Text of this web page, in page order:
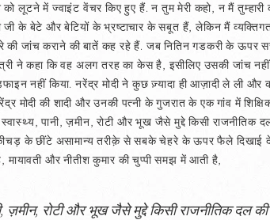
लूटने में ज्वाइंट वेंचर किए हुए हैं. न तुम मेरी कहो, न मैं तुम्हारी
के बेटे और बेटियों के भ्रष्टाचार के सबूत हैं, लेकिन मैं व्यक्तिगत
जांच कराने की बातें कह रहे हैं. जब नितिन गडकरी के ऊपर
ने कहा कि वह अलग तरह का केस है, इसीलिए उसकी जांच
नहीं किया. नरेंद्र मोदी ने कुछ ज़्यादा ही आज़ादी ले ली
मोदी की शादी और उनकी पत्नी के गुजरात के एक गांव में
स्वास्थ्य, पानी, ज़मीन, रोटी और भूख जैसे मुद्दे किसी
कीचड़ के छींटे असामान्य तरीक़े से सबके चेहरे के ऊपर फैले
और नीतीश कुमार की चुप्पी समझ में आती है,
ज़मीन, रोटी और भूख जैसे मुद्दे किसी राजनीतिक दल